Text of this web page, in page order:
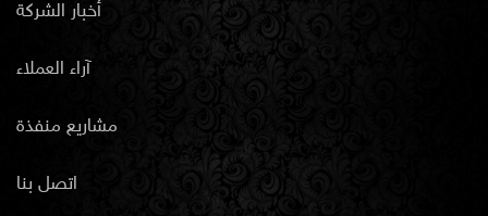
أخبار الشركة
آراء العملاء
مشاريع منفذة
اتصل بنا